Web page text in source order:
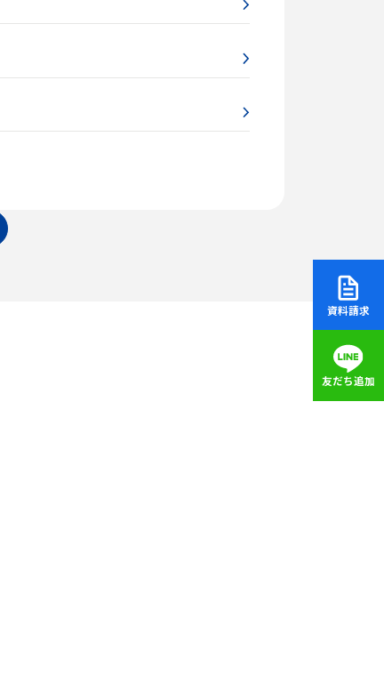
資料請求
友だち追加